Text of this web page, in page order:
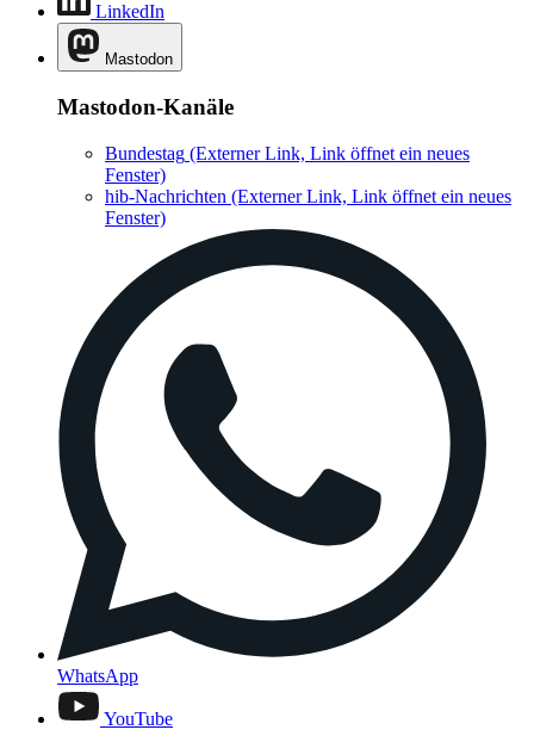
LinkedIn
Mastodon
Mastodon-Kanäle
Bundestag (Externer Link, Link öffnet ein neues
Fenster)
hib-Nachrichten (Externer Link, Link öffnet ein neues
Fenster)
WhatsApp
YouTube